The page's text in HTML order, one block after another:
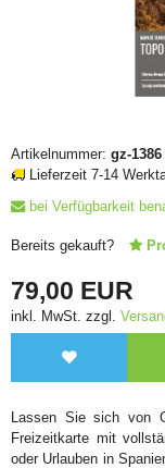
Artikelnummer: gz-1386
Lieferzeit 7-14
bei Verfügbarkeit
Bereits gekauft?
79,00 EUR
inkl. MwSt. zzgl.
Lassen Sie sich von
Freizeitkarte mit
oder Urlauben in